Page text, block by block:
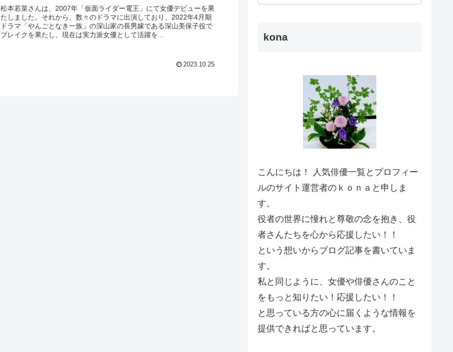
松本若菜さんは、2007年「仮面ライダー電王」にて女優デビューを果
たしました。それから、数々のドラマに出演しており、2022年4月期
ドラマ「やんごとなき一族」の深山家の長男嫁である深山美保子役で
ブレイクを果たし、現在は実力派女優として活躍を...
2023.10.25
kona
こんにちは！ 人気俳優一覧とプロフィー
ルのサイト運営者のｋｏｎａと申しま
す。
役者の世界に憧れと尊敬の念を抱き、役
者さんたちを心から応援したい！！
という想いからブログ記事を書いていま
す。
私と同じように、女優や俳優さんのこと
をもっと知りたい！応援したい！！
と思っている方の心に届くような情報を
提供できればと思っています。